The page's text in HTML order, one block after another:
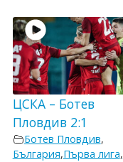
ЦСКА – Ботев
Пловдив 2:1
Ботев Пловдив,
България,Първа лига,